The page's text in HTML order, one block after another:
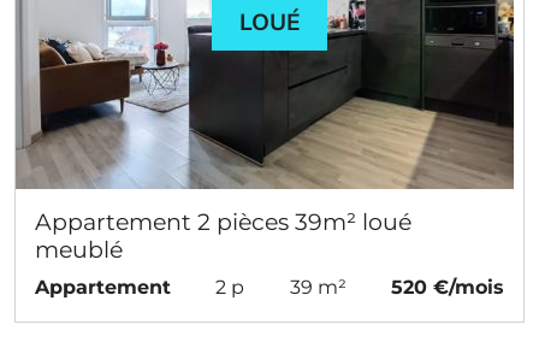
LOUÉ
Appartement 2 pièces 39m² loué
meublé
Appartement 2 p 39 m² 520 €/mois